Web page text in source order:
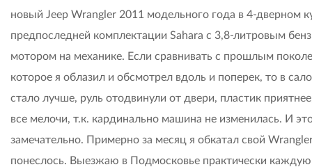
новый Jeep Wrangler 2011 модельного года в 4-дверном
предпоследней комплектации Sahara с 3,8-литровым
мотором на механике. Если сравнивать с прошлым
которое я облазил и обсмотрел вдоль и поперек, то в
стало лучше, руль отодвинули от двери, пластик
все мелочи, т.к. кардинально машина не изменилась. И
замечательно. Примерно за месяц я обкатал свой
понеслось. Выезжаю в Подмосковье практически каждую